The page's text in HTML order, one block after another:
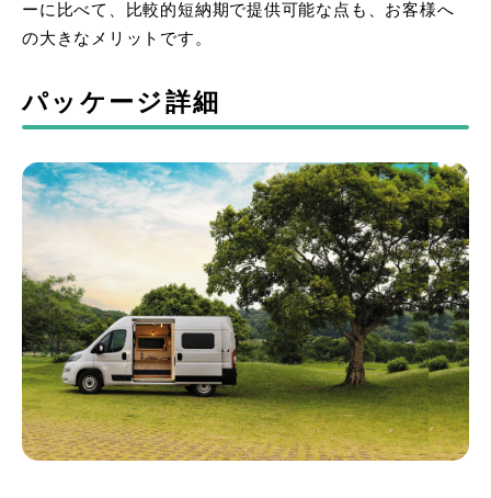
ーに比べて、比較的短納期で提供可能な点も、お客様へ
の大きなメリットです。
パッケージ詳細